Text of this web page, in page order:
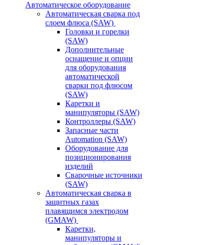
Автоматическое оборудование
Автоматическая сварка под
слоем флюса (SAW)
Головки и горелки
(SAW)
Дополнительные
оснащение и опции
для оборудования
автоматической
сварки под флюсом
(SAW)
Каретки и
манипуляторы (SAW)
Контроллеры (SAW)
Запасные части
Automation (SAW)
Оборудование для
позиционирования
изделий
Сварочные источники
(SAW)
Автоматическая сварка в
защитных газах
плавящимся электродом
(GMAW)
Каретки,
манипуляторы и